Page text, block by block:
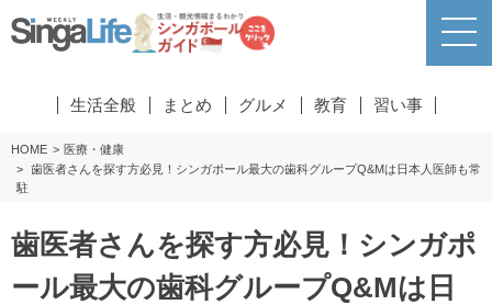
生活全般 まとめ グルメ 教育 習い事
HOME
医療・健康
歯医者さんを探す方必見！シンガポール最大の歯科グループQ&Mは日本人医師も常
駐
歯医者さんを探す方必見！シンガポ
ール最大の歯科グループQ&Mは日